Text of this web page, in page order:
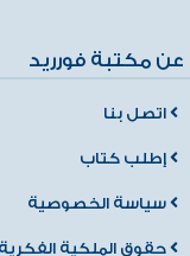
عن مكتبة فورريد
اتصل بنا
إطلب كتاب
سياسة الخصوصية
حقوق الملكية الفكرية